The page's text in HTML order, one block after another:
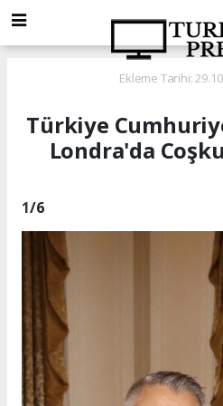
Ekleme Tarihi:
Türkiye
Londra'da
1/6